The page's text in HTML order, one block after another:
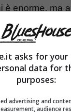
è enorme, ma
raggiunto la
questo
spazzò via
asks for
data for
purposes:
advertising and
audience